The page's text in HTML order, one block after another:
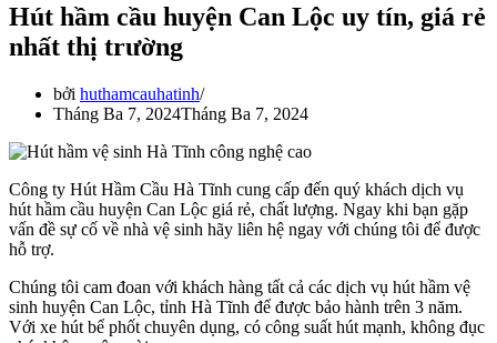
Hút hầm cầu huyện Can Lộc uy tín, giá rẻ
nhất thị trường
bởi huthamcauhatinh
Tháng Ba 7, 2024Tháng Ba 7, 2024
Công ty Hút Hầm Cầu Hà Tĩnh cung cấp đến quý khách dịch vụ
hút hầm cầu huyện Can Lộc giá rẻ, chất lượng. Ngay khi bạn gặp
vấn đề sự cố về nhà vệ sinh hãy liên hệ ngay với chúng tôi để được
hỗ trợ.
Chúng tôi cam đoan với khách hàng tất cả các dịch vụ hút hầm vệ
sinh huyện Can Lộc, tỉnh Hà Tĩnh để được bảo hành trên 3 năm.
Với xe hút bể phốt chuyên dụng, có công suất hút mạnh, không đục